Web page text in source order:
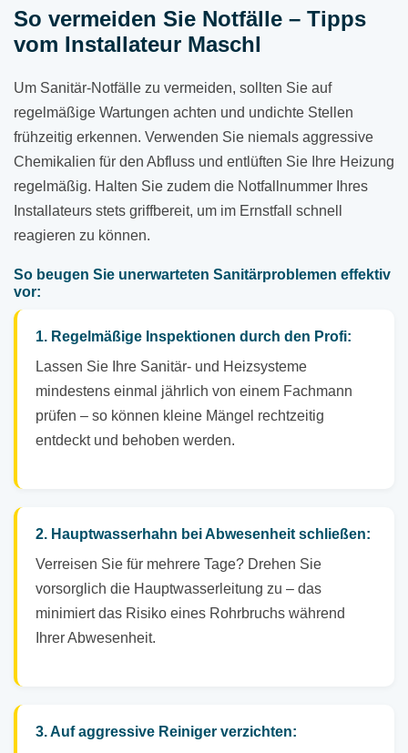
So vermeiden Sie Notfälle – Tipps
vom Installateur Maschl
Um Sanitär-Notfälle zu vermeiden, sollten Sie auf
regelmäßige Wartungen achten und undichte Stellen
frühzeitig erkennen. Verwenden Sie niemals aggressive
Chemikalien für den Abfluss und entlüften Sie Ihre Heizung
regelmäßig. Halten Sie zudem die Notfallnummer Ihres
Installateurs stets griffbereit, um im Ernstfall schnell
reagieren zu können.
So beugen Sie unerwarteten Sanitärproblemen effektiv
vor:
1. Regelmäßige Inspektionen durch den Profi:
Lassen Sie Ihre Sanitär- und Heizsysteme
mindestens einmal jährlich von einem Fachmann
prüfen – so können kleine Mängel rechtzeitig
entdeckt und behoben werden.
2. Hauptwasserhahn bei Abwesenheit schließen:
Verreisen Sie für mehrere Tage? Drehen Sie
vorsorglich die Hauptwasserleitung zu – das
minimiert das Risiko eines Rohrbruchs während
Ihrer Abwesenheit.
3. Auf aggressive Reiniger verzichten: